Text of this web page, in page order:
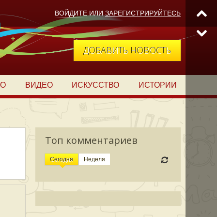
ВОЙДИТЕ ИЛИ ЗАРЕГИСТРИРУЙТЕСЬ
ДОБАВИТЬ НОВОСТЬ
ВИДЕО ИСКУССТВО ИСТОРИИ
Топ комментариев
Сегодня Неделя